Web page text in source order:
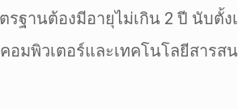
ฐานต้องมีอายุไม่เกิน 2 ปี นับตั้ง
มพิวเตอร์และเทคโนโลยีสารส